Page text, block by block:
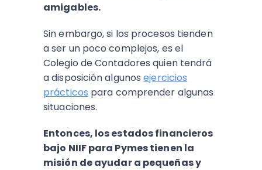
amigables.
Sin embargo, si los procesos tienden
a ser un poco complejos, es el
Colegio de Contadores quien tendrá
a disposición algunosejercicios
prácticos para comprender algunas
situaciones.
Entonces, los estados financieros
bajo NIIF para Pymes tienen la
misión de ayudar a pequeñas y